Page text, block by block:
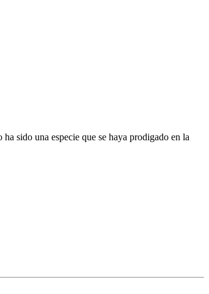
sido una especie que se haya prodigado en la